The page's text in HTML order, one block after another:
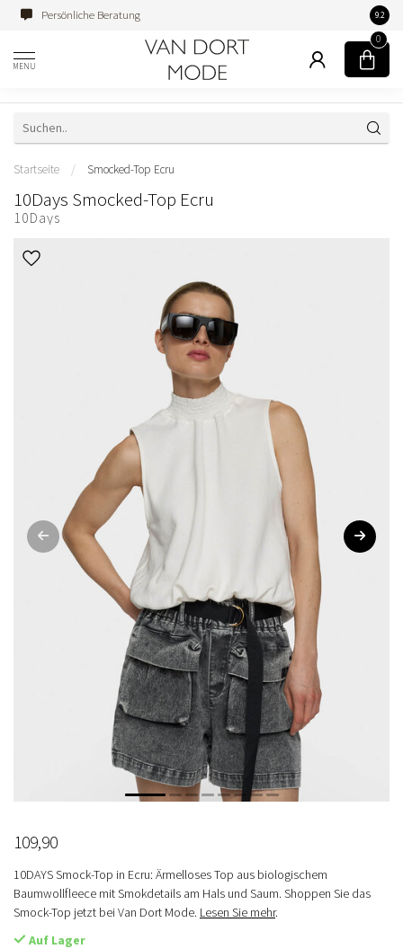
Persönliche Beratung 9.2
MENU
0
Startseite / Smocked-Top Ecru
10Days Smocked-Top Ecru
10Days
109,90
10DAYS Smock-Top in Ecru: Ärmelloses Top aus biologischem
Baumwollfleece mit Smokdetails am Hals und Saum. Shoppen Sie das
Smock-Top jetzt bei Van Dort Mode. Lesen Sie mehr.
Auf Lager